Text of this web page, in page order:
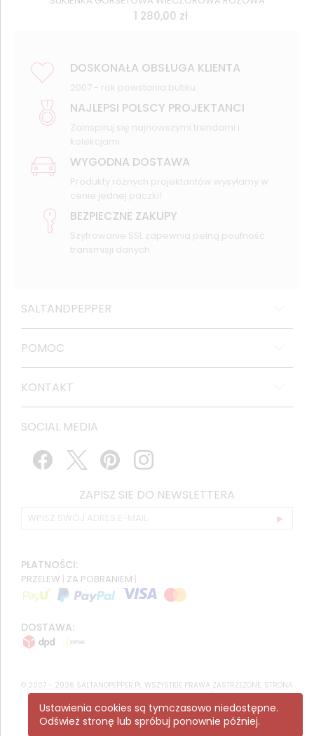
1 280,00 zł
DOSKONAŁA OBSŁUGA KLIENTA
2007 - rok powstania butiku
NAJLEPSI POLSCY PROJEKTANCI
Zainspiruj się najnowszymi trendami i
kolekcjami
WYGODNA DOSTAWA
Produkty różnych projektantów wysyłamy w
cenie jednej paczki!
BEZPIECZNE ZAKUPY
Szyfrowanie SSL zapewnia pełną poufność
transmisji danych
SALTANDPEPPER
POMOC
KONTAKT
SOCIAL MEDIA
ZAPISZ SIE DO NEWSLETTERA
PŁATNOŚCI:
PRZELEW | ZA POBRANIEM |
DOSTAWA:
© 2007 - 2026 SALTANDPEPPER.PL WSZYSTKIE PRAWA ZASTRZEŻONE. STRONA
KORZYSTA ZRECAPTCHA.POLITYKA PRYWATNOŚCIGOOGLE MA
ZASTOSOWANIE.
Ustawienia cookies są tymczasowo niedostępne.
Odśwież stronę lub spróbuj ponownie później.